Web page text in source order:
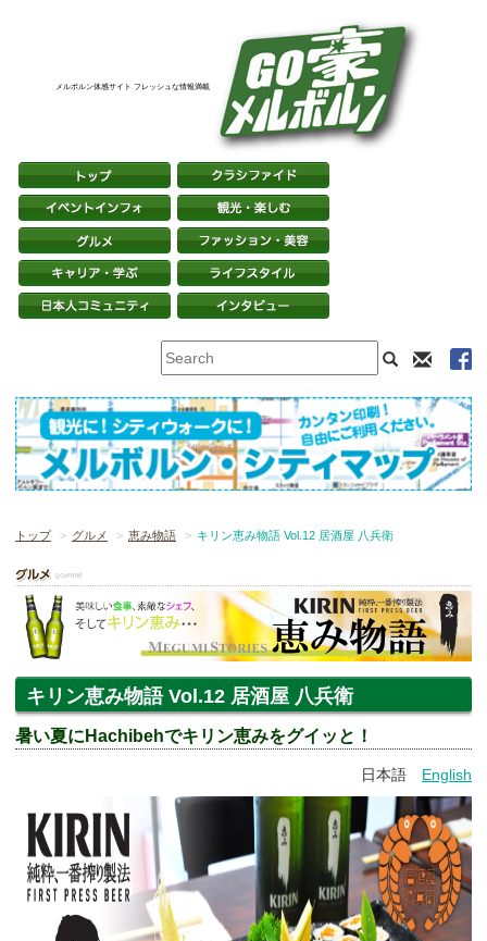
メルボルン体感サイト フレッシュな情報満載
トップ グルメ 恵み物語 キリン恵み物語 Vol.12 居酒屋 八兵衛
キリン恵み物語 Vol.12 居酒屋 八兵衛
暑い夏にHachibehでキリン恵みをグイッと！
日本語 English